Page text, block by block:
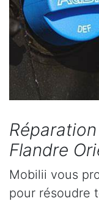
Flandre
Mobilii vous
pour résoudre